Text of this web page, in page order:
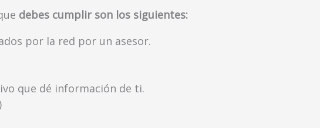
debes cumplir son los siguientes:
por la red por un asesor.
que dé información de ti.